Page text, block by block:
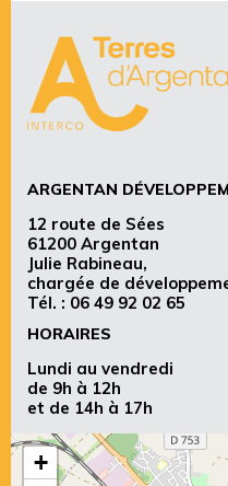
ARGENTAN
12 route de Sées
61200 Argentan
Julie Rabineau,
chargée de
Tél. : 06 49 92 02 65
HORAIRES
Lundi au vendredi
de 9h à 12h
et de 14h à 17h
+